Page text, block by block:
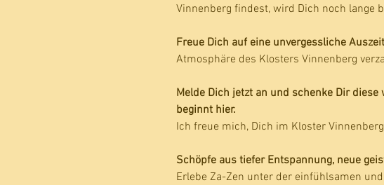
Vinnenberg findest, wird Dich noch lange
Freue Dich auf eine unvergessliche
Atmosphäre des Klosters Vinnenberg
Melde Dich jetzt an und schenke Dir
beginnt hier.
Ich freue mich, Dich im Kloster
Schöpfe aus tiefer Entspannung, neue
Erlebe Za-Zen unter der einfühlsamen